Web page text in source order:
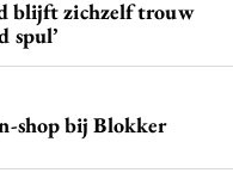
blijft zichzelf trouw
spul’
shop bij Blokker